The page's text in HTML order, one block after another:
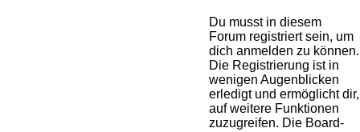
Du musst in diesem
Forum registriert sein, um
dich anmelden zu können.
Die Registrierung ist in
wenigen Augenblicken
erledigt und ermöglicht dir,
auf weitere Funktionen
zuzugreifen. Die Board-